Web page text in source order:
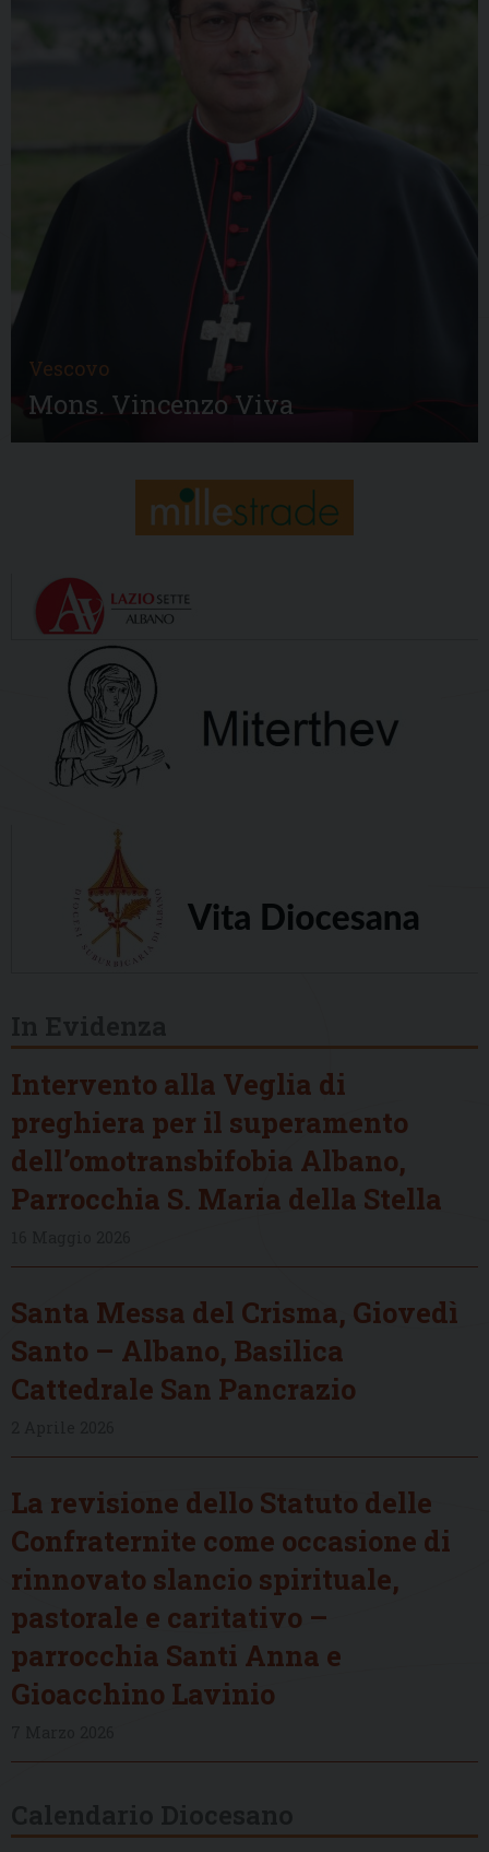
Vescovo
Mons. Vincenzo Viva
Intervento alla Veglia di
preghiera per il superamento
dell’omotransbifobia Albano,
Parrocchia S. Maria della Stella
Santa Messa del Crisma, Giovedì
Santo – Albano, Basilica
Cattedrale San Pancrazio
La revisione dello Statuto delle
Confraternite come occasione di
rinnovato slancio spirituale,
pastorale e caritativo –
parrocchia Santi Anna e
Gioacchino Lavinio